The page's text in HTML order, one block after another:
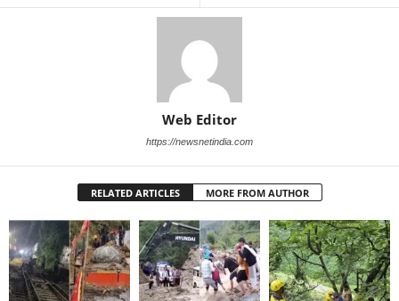
Web Editor
https://newsnetindia.com
RELATED ARTICLES MORE FROM AUTHOR